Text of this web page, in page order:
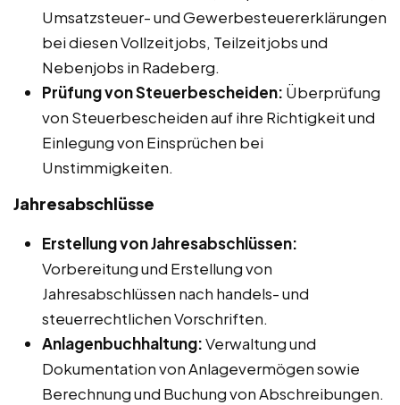
Umsatzsteuer- und Gewerbesteuererklärungen
bei diesen Vollzeitjobs, Teilzeitjobs und
Nebenjobs in Radeberg.
Prüfung von Steuerbescheiden: Überprüfung
von Steuerbescheiden auf ihre Richtigkeit und
Einlegung von Einsprüchen bei
Unstimmigkeiten.
Jahresabschlüsse
Erstellung von Jahresabschlüssen:
Vorbereitung und Erstellung von
Jahresabschlüssen nach handels- und
steuerrechtlichen Vorschriften.
Anlagenbuchhaltung:Verwaltung und
Dokumentation von Anlagevermögen sowie
Berechnung und Buchung von Abschreibungen.